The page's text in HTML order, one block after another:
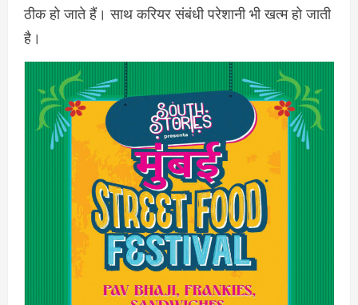
ठीक हो जाते हैं। साथ करियर संबंधी परेशानी भी खत्म हो जाती
है।